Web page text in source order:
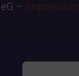
– Impressum